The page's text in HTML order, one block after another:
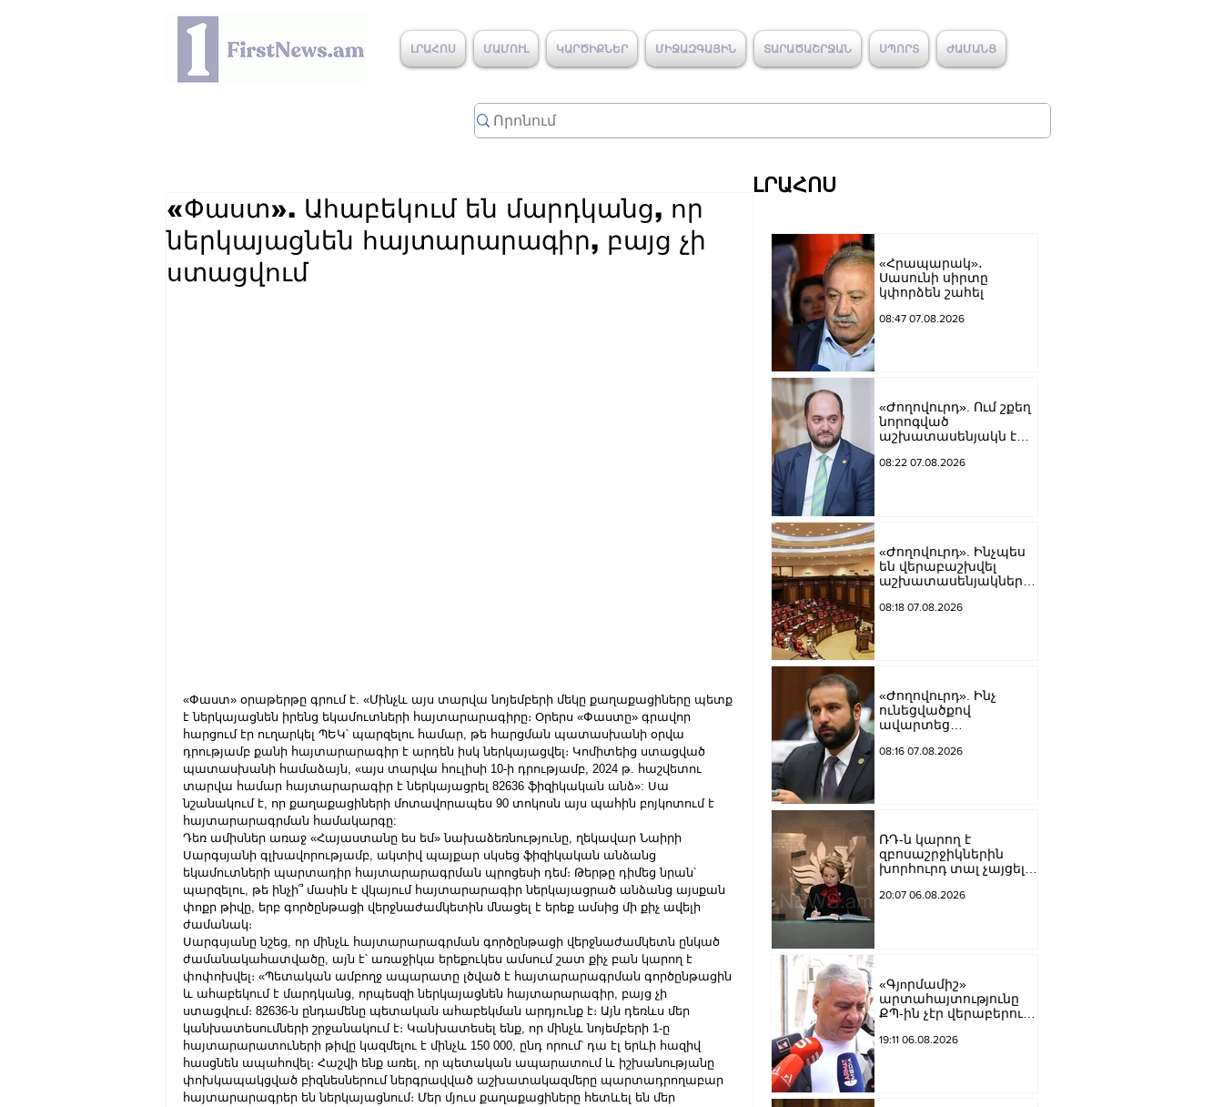
ԼՐԱՀՈՍ ՄԱՄՈՒԼ ԿԱՐԾԻՔՆԵՐ ՄԻՋԱԶԳԱՅԻՆ ՏԱՐԱԾԱՇՐՋԱՆ ՍՊՈՐՏ ԺԱՄԱՆՑ
«Փաստ». Ահաբեկում են մարդկանց, որ
ներկայացնեն հայտարարագիր, բայց չի
ստացվում
«Փաստ» օրաթերթը գրում է. «Մինչև այս տարվա նոյեմբերի մեկը քաղաքացիները պետք
է ներկայացնեն իրենց եկամուտների հայտարարագիրը։ Օրերս «Փաստը» գրավոր
հարցում էր ուղարկել ՊԵԿ՝ պարզելու համար, թե հարցման պատասխանի օրվա
դրությամբ քանի հայտարարագիր է արդեն իսկ ներկայացվել։ Կոմիտեից ստացված
պատասխանի համաձայն, «այս տարվա հուլիսի 10-ի դրությամբ, 2024 թ. հաշվետու
տարվա համար հայտարարագիր է ներկայացրել 82636 ֆիզիկական անձ»: Սա
նշանակում է, որ քաղաքացիների մոտավորապես 90 տոկոսն այս պահին բոյկոտում է
հայտարարագրման համակարգը:
Դեռ ամիսներ առաջ «Հայաստանը ես եմ» նախաձեռնությունը, ղեկավար Նաիրի
Սարգսյանի գլխավորությամբ, ակտիվ պայքար սկսեց ֆիզիկական անձանց
եկամուտների պարտադիր հայտարարագրման պրոցեսի դեմ։ Թերթը դիմեց նրան՝
պարզելու, թե ինչի՞ մասին է վկայում հայտարարագիր ներկայացրած անձանց այսքան
փոքր թիվը, երբ գործընթացի վերջնաժամկետին մնացել է երեք ամսից մի քիչ ավելի
ժամանակ։
Սարգսյանը նշեց, որ մինչև հայտարարագրման գործընթացի վերջնաժամկետն ընկած
ժամանակահատվածը, այն է՝ առաջիկա երեքուկես ամսում շատ քիչ բան կարող է
փոփոխվել։ «Պետական ամբողջ ապարատը լծված է հայտարարագրման գործընթացին
և ահաբեկում է մարդկանց, որպեսզի ներկայացնեն հայտարարագիր, բայց չի
ստացվում։ 82636-ն ընդամենը պետական ահաբեկման արդյունք է։ Այն դեռևս մեր
կանխատեսումների շրջանակում է։ Կանխատեսել ենք, որ մինչև նոյեմբերի 1-ը
հայտարարատուների թիվը կազմելու է մինչև 150 000, ընդ որում՝ դա էլ երևի հազիվ
հասցնեն ապահովել։ Հաշվի ենք առել, որ պետական ապարատում և իշխանությանը
փոխկապակցված բիզնեսներում ներգրավված աշխատակազմերը պարտադրողաբար
հայտարարագրեր են ներկայացնում։ Մեր մյուս քաղաքացիները հետևել են մեր
ԼՐԱՀՈՍ
«Հրապարակ»․
Սասունի սիրտը
կփորձեն շահել
08:47 07.08.2026
«Ժողովուրդ». Ում շքեղ
նորոգված
աշխատասենյակն է
Հարությունյանին
08:22 07.08.2026
«Ժողովուրդ». Ինչպես
են վերաբաշխվել
աշխատասենյակները
08:18 07.08.2026
«Ժողովուրդ». Ինչ
ունեցվածքով
ավարտեց
գործունեությունը Հայկ
08:16 07.08.2026
ՌԴ-ն կարող է
զբոսաշրջիկներին
խորհուրդ տալ չայցելել
ռուսաստանցիների
20:07 06.08.2026
«Գյnրմամիշ»
արտահայտությունը
ՔՊ-ին չէր վերաբերում,
խլnղներին էր
19:11 06.08.2026